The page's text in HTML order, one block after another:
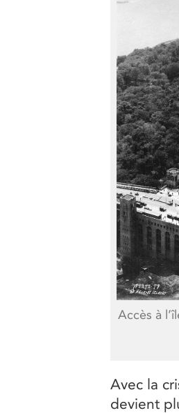
Accès à
Avec la
devient